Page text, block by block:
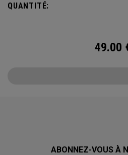
QUANTITÉ:
49.00
ABONNEZ-VOUS À